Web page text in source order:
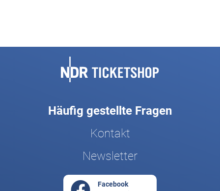
Häufig gestellte Fragen
Kontakt
Newsletter
Facebook